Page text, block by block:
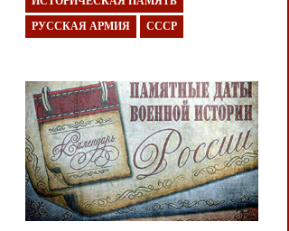
РУССКАЯ АРМИЯ СССР